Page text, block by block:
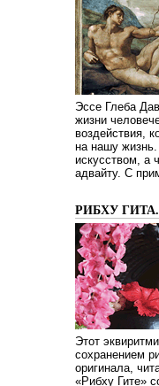
Эссе Глеба
жизни
воздействия,
на нашу
искусством, а
адвайту. С
РИБХУ
Этот
сохранением
оригинала,
«Рибху Гите»